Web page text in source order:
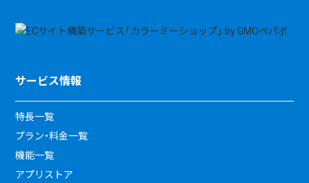
サービス情報
特長一覧
プラン・料金一覧
機能一覧
アプリストア